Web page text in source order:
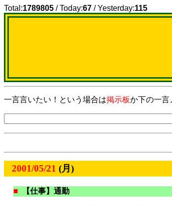
Total:1789805 / Today:67 / Yesterday:115
一言言いたい！という場合は掲示板か下の一言
2001/05/21 (月)
■ 【仕事】通勤